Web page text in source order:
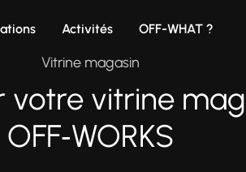
Activités OFF-WHAT ?
Vitrine magasin
votre vitrine
OFF‑WORKS